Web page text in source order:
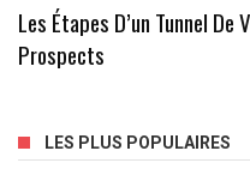
Les Étapes D’un Tunnel
Prospects
LES PLUS POPULAIRES
Valérie Trierweiler: